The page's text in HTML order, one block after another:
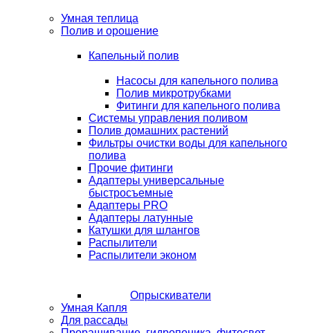
Умная теплица
Полив и орошение
Капельный полив
Насосы для капельного полива
Полив микротрубками
Фитинги для капельного полива
Системы управления поливом
Полив домашних растений
Фильтры очистки воды для капельного
полива
Прочие фитинги
Адаптеры универсальные
быстросъемные
Адаптеры PRO
Адаптеры латунные
Катушки для шлангов
Распылители
Распылители эконом
Опрыскиватели
Умная Капля
Для рассады